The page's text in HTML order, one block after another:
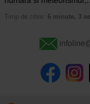
Timp de citire: 6 minute, 3